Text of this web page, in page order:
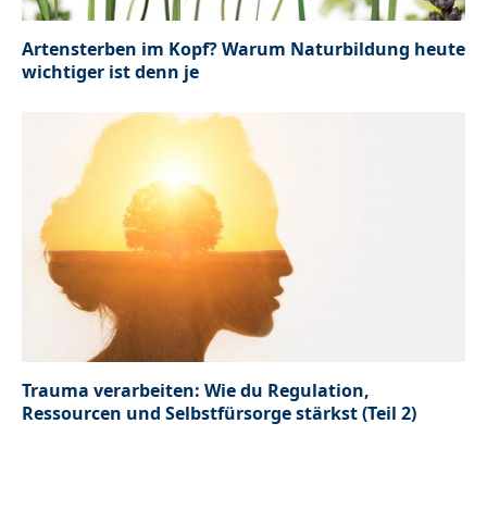
Artensterben im Kopf? Warum Naturbildung heute
wichtiger ist denn je
Trauma verarbeiten: Wie du Regulation,
Ressourcen und Selbstfürsorge stärkst (Teil 2)